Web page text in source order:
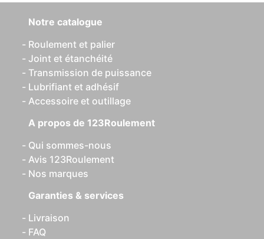
Notre catalogue
Roulement et palier
Joint et étanchéité
Transmission de puissance
Lubrifiant et adhésif
Accessoire et outillage
A propos de 123Roulement
Qui sommes-nous
Avis 123Roulement
Nos marques
Garanties & services
Livraison
FAQ